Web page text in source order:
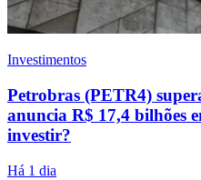
Investimentos
Petrobras (PETR4)
anuncia R$ 17,4 bilhões
investir?
Há 1 dia